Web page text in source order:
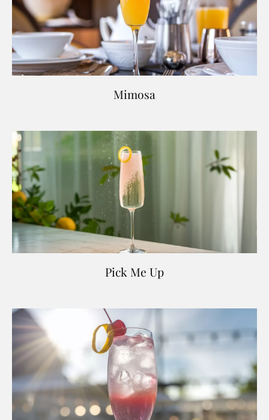
Mimosa
Pick Me Up